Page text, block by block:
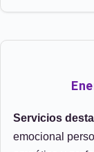
Servicios
emocional